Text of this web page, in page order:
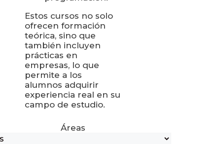
Estos cursos no solo
ofrecen formación
teórica, sino que
también incluyen
prácticas en
empresas, lo que
permite a los
alumnos adquirir
experiencia real en su
campo de estudio.
Áreas